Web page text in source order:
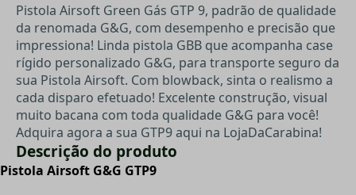
Pistola Airsoft Green Gás GTP 9, padrão de qualidade
da renomada G&G, com desempenho e precisão que
impressiona! Linda pistola GBB que acompanha case
rígido personalizado G&G, para transporte seguro da
sua Pistola Airsoft. Com blowback, sinta o realismo a
cada disparo efetuado! Excelente construção, visual
muito bacana com toda qualidade G&G para você!
Adquira agora a sua GTP9 aqui na LojaDaCarabina!
Descrição do produto
Pistola Airsoft G&G GTP9